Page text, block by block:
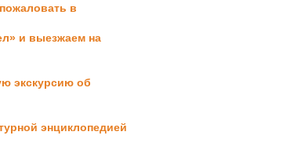
в
и выезжаем на
экскурсию об
энциклопедией